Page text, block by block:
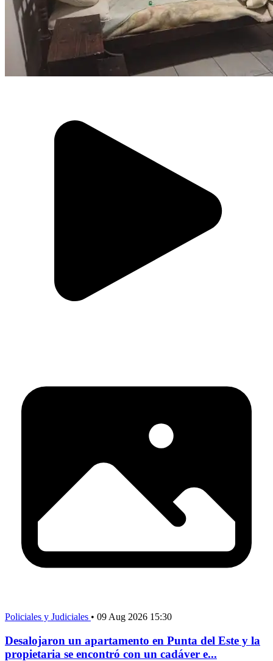
Policiales y Judiciales • 09 Aug 2026 15:30
Desalojaron un apartamento en Punta del Este y la
propietaria se encontró con un cadáver e...